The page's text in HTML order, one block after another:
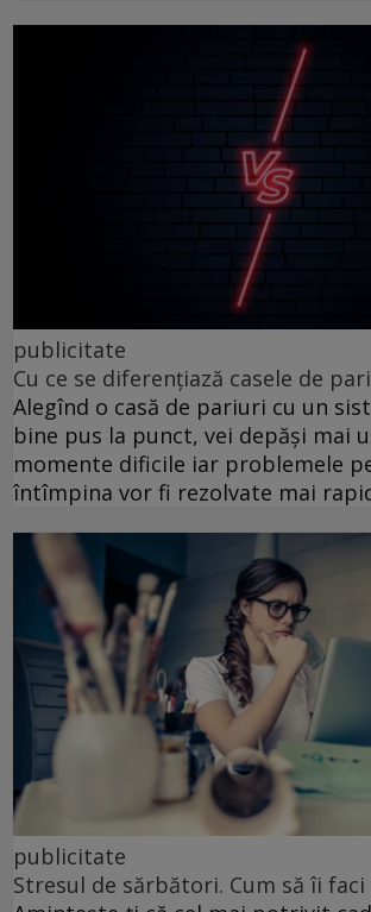
publicitate
Cu ce se diferențiază casele de
Alegînd o casă de pariuri cu un
bine pus la punct, vei depăși mai
momente dificile iar problemele
întîmpina vor fi rezolvate mai
publicitate
Stresul de sărbători. Cum să îi